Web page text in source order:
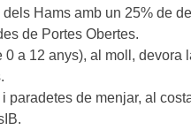
Hams amb un 25% de
de Portes Obertes.
0 a 12 anys), al moll, devora
paradetes de menjar, al